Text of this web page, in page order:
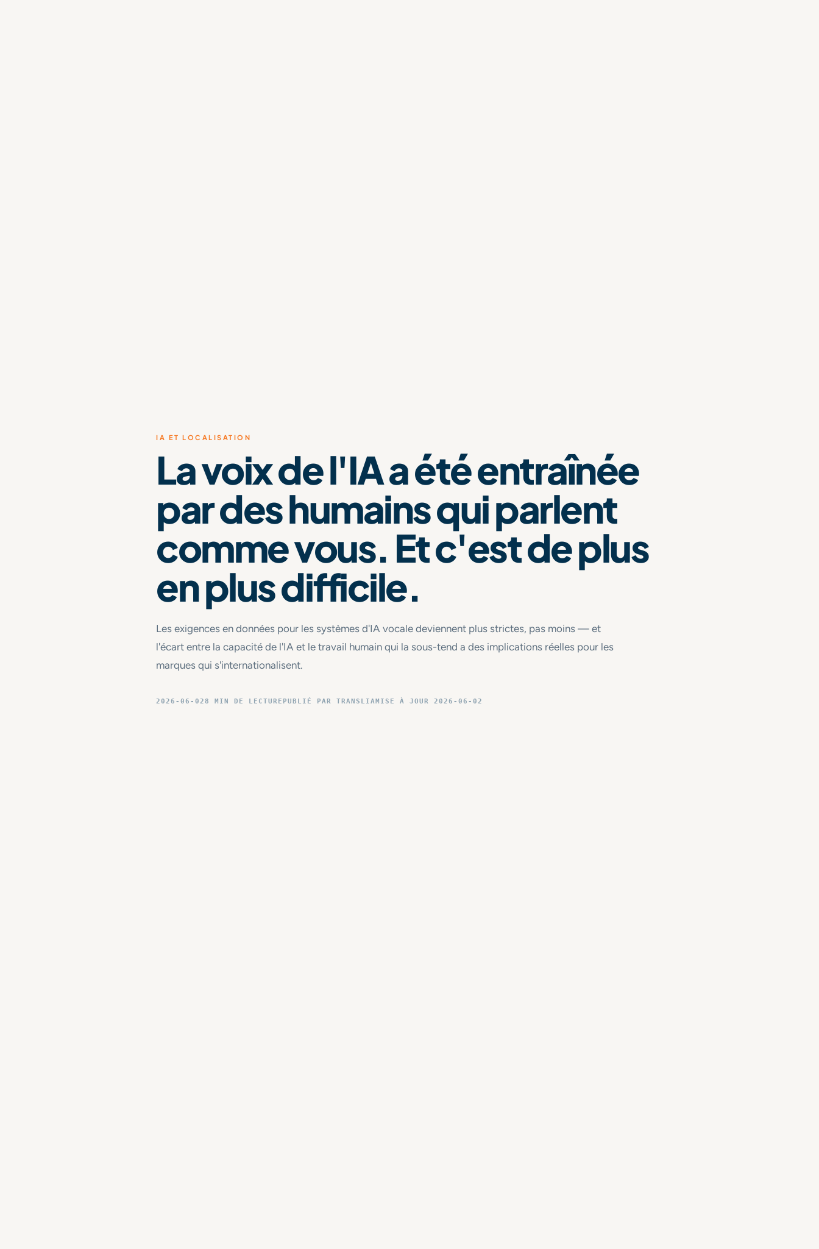
IA ET LOCALISATION
La voix de l'IA a été entraînée
par des humains qui parlent
comme vous. Et c'est de plus
en plus difficile.
Les exigences en données pour les systèmes d'IA vocale deviennent plus strictes, pas moins — et
l'écart entre la capacité de l'IA et le travail humain qui la sous-tend a des implications réelles pour les
marques qui s'internationalisent.
2026-06-028 MIN DE LECTURE PUBLIÉ PAR TRANSLIAMISE À JOUR 2026-06-02